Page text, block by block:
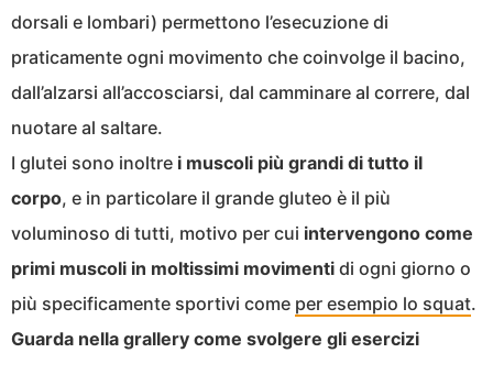
dorsali e lombari) permettono l’esecuzione di
praticamente ogni movimento che coinvolge il bacino,
dall’alzarsi all’accosciarsi, dal camminare al correre, dal
nuotare al saltare.
I glutei sono inoltre i muscoli più grandi di tutto il
corpo, e in particolare il grande gluteo è il più
voluminoso di tutti, motivo per cui intervengono come
primi muscoli in moltissimi movimenti di ogni giorno o
più specificamente sportivi come per esempio lo squat.
Guarda nella grallery come svolgere gli esercizi